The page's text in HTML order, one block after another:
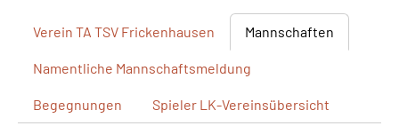
Verein TA TSV Frickenhausen Mannschaften
Namentliche Mannschaftsmeldung
Begegnungen Spieler LK-Vereinsübersicht